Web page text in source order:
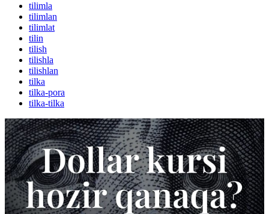
tilimla
tilimlan
tilimlat
tilin
tilish
tilishla
tilishlan
tilka
tilka-pora
tilka-tilka